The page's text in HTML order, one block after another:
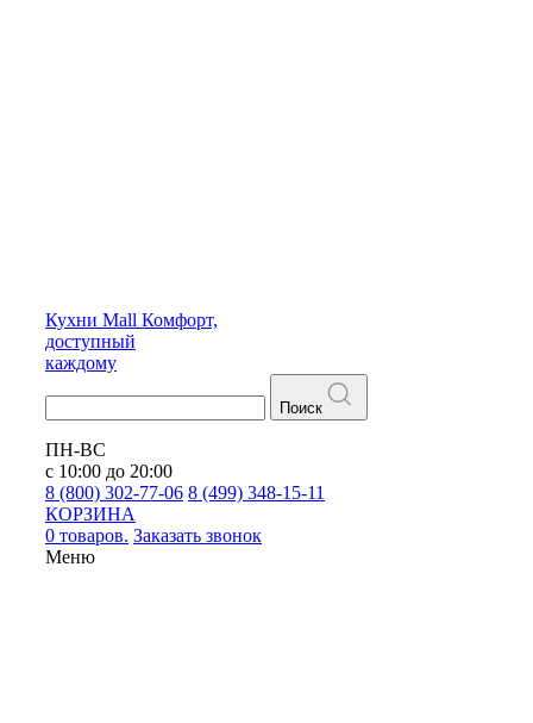
Кухни Mall Комфорт,
доступный
каждому
Поиск
ПН-ВС
с 10:00 до 20:00
8 (800) 302-77-06 8 (499) 348-15-11
КОРЗИНА
0 товаров. Заказать звонок
Меню